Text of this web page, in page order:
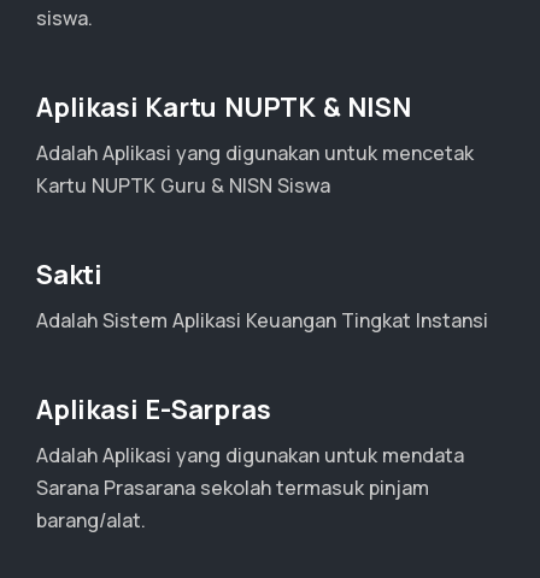
siswa.
Aplikasi Kartu NUPTK & NISN
Adalah Aplikasi yang digunakan untuk mencetak
Kartu NUPTK Guru & NISN Siswa
Sakti
Adalah Sistem Aplikasi Keuangan Tingkat Instansi
Aplikasi E-Sarpras
Adalah Aplikasi yang digunakan untuk mendata
Sarana Prasarana sekolah termasuk pinjam
barang/alat.